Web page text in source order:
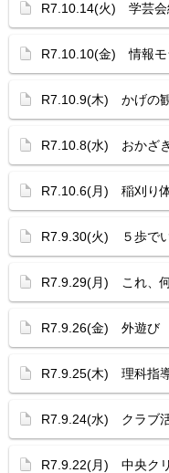
R7.10.14(火) 学芸会
R7.10.10(金) 情報モ
R7.10.9(木) かげの
R7.10.8(水) おかざ
R7.10.6(月) 稲刈り
R7.9.30(火) ５歩で
R7.9.29(月) これ、
R7.9.26(金) 外遊び
R7.9.25(木) 理科指
R7.9.24(水) クラブ
R7.9.22(月) 中央ク